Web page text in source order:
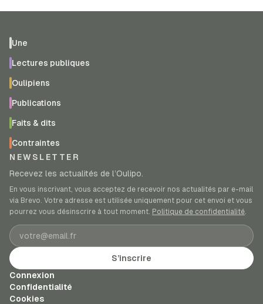
Une
Lectures publiques
Oulipiens
Publications
Faits & dits
Contraintes
NEWSLETTER
Recevez les actualités de l’Oulipo.
En vous inscrivant, vous acceptez de recevoir nos actualités par e-mail
via Brevo. Votre adresse est utilisée uniquement pour cet envoi et vous
pourrez vous désinscrire à tout moment. Politique de confidentialité.
Adresse e-mail
S’inscrire
Connexion
Confidentialité
Cookies